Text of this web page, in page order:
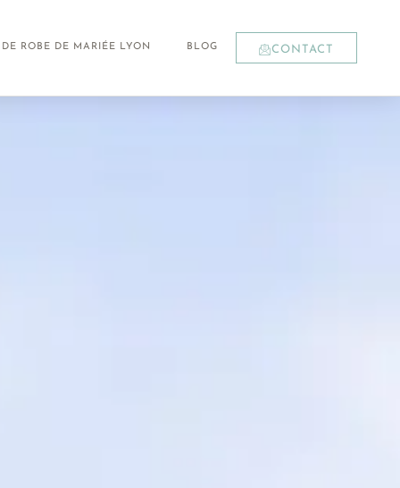
DE ROBE DE MARIÉE LYON BLOG CONTACT